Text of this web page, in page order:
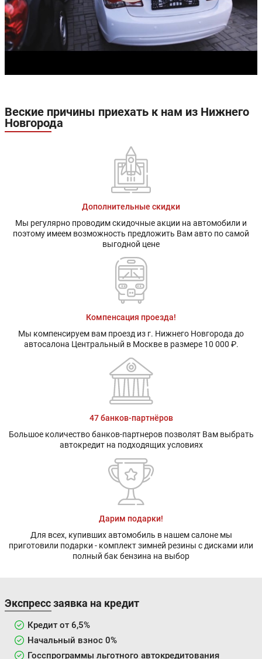
Веские причины приехать к нам из Нижнего
Новгорода
Дополнительные скидки
Мы регулярно проводим скидочные акции на автомобили и
поэтому имеем возможность предложить Вам авто по самой
выгодной цене
Компенсация проезда!
Мы компенсируем вам проезд из г. Нижнего Новгорода до
автосалона Центральный в Москве в размере 10 000 ₽.
47 банков-партнёров
Большое количество банков-партнеров позволят Вам выбрать
автокредит на подходящих условиях
Дарим подарки!
Для всех, купивших автомобиль в нашем салоне мы
приготовили подарки - комплект зимней резины с дисками или
полный бак бензина на выбор
Экспресс заявка на кредит
Кредит от 6,5%
Начальный взнос 0%
Госспрограммы льготного автокредитования